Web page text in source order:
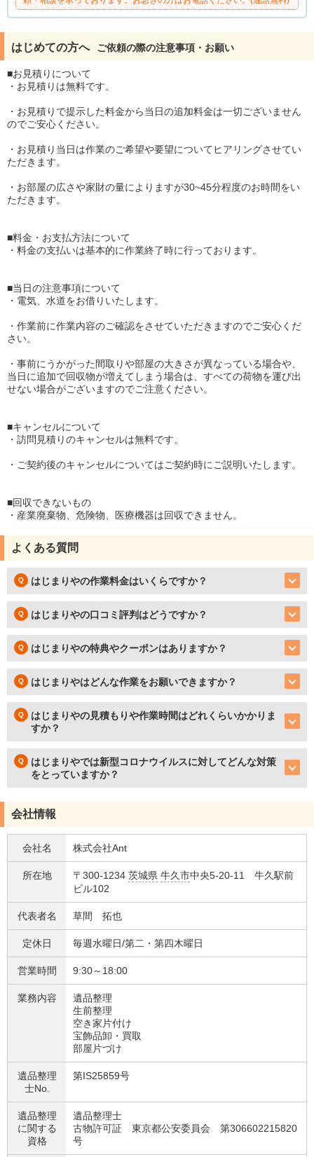
はじめての方へ ご依頼の際の注意事項・お願い
■お見積りについて
・お見積りは無料です。
・お見積りで提示した料金から当日の追加料金は一切ございません
のでご安心ください。
・お見積り当日は作業のご希望や要望についてヒアリングさせてい
ただきます。
・お部屋の広さや家財の量によりますが30~45分程度のお時間をい
ただきます。
■料金・お支払方法について
・料金の支払いは基本的に作業終了時に行っております。
■当日の注意事項について
・電気、水道をお借りいたします。
・作業前に作業内容のご確認をさせていただきますのでご安心くだ
さい。
・事前にうかがった間取りや部屋の大きさが異なっている場合や、
当日に追加で回収物が増えてしまう場合は、すべての荷物を運び出
せない場合がございますのでご注意ください。
■キャンセルについて
・訪問見積りのキャンセルは無料です。
・ご契約後のキャンセルについてはご契約時にご説明いたします。
■回収できないもの
・産業廃棄物、危険物、医療機器は回収できません。
よくある質問
はじまりやの作業料金はいくらですか？
はじまりやの口コミ評判はどうですか？
はじまりやの特典やクーポンはありますか？
はじまりやはどんな作業をお願いできますか？
はじまりやの見積もりや作業時間はどれくらいかかりま
すか？
はじまりやでは新型コロナウイルスに対してどんな対策
をとっていますか？
会社情報
会社名 株式会社Ant
所在地 〒300-1234 茨城県 牛久市中央5-20-11 牛久駅前
ビル102
代表者名 草間 拓也
定休日 毎週水曜日/第二・第四木曜日
営業時間 9:30～18:00
業務内容
遺品整理
生前整理
空き家片付け
宝飾品卸・買取
部屋片づけ
遺品整理
士No.
第IS25859号
遺品整理
に関する
資格
遺品整理士
古物許可証 東京都公安委員会 第306602215820
号